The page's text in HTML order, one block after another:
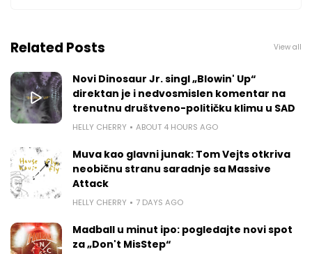
Related Posts View all
Novi Dinosaur Jr. singl „Blowin' Up“
direktan je i nedvosmislen komentar na
trenutnu društveno-političku klimu u SAD
HELLY CHERRY ABOUT 4 HOURS AGO
Muva kao glavni junak: Tom Vejts otkriva
neobičnu stranu saradnje sa Massive
Attack
HELLY CHERRY 7 DAYS AGO
Madball u minut ipo: pogledajte novi spot
za „Don't MisStep“